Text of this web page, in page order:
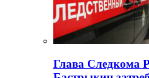
Глава Следкома